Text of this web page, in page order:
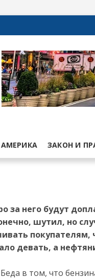
АМЕРИКА ЗАКОН И
за него будут
шутил, но
покупателям,
девать, а
в том, что